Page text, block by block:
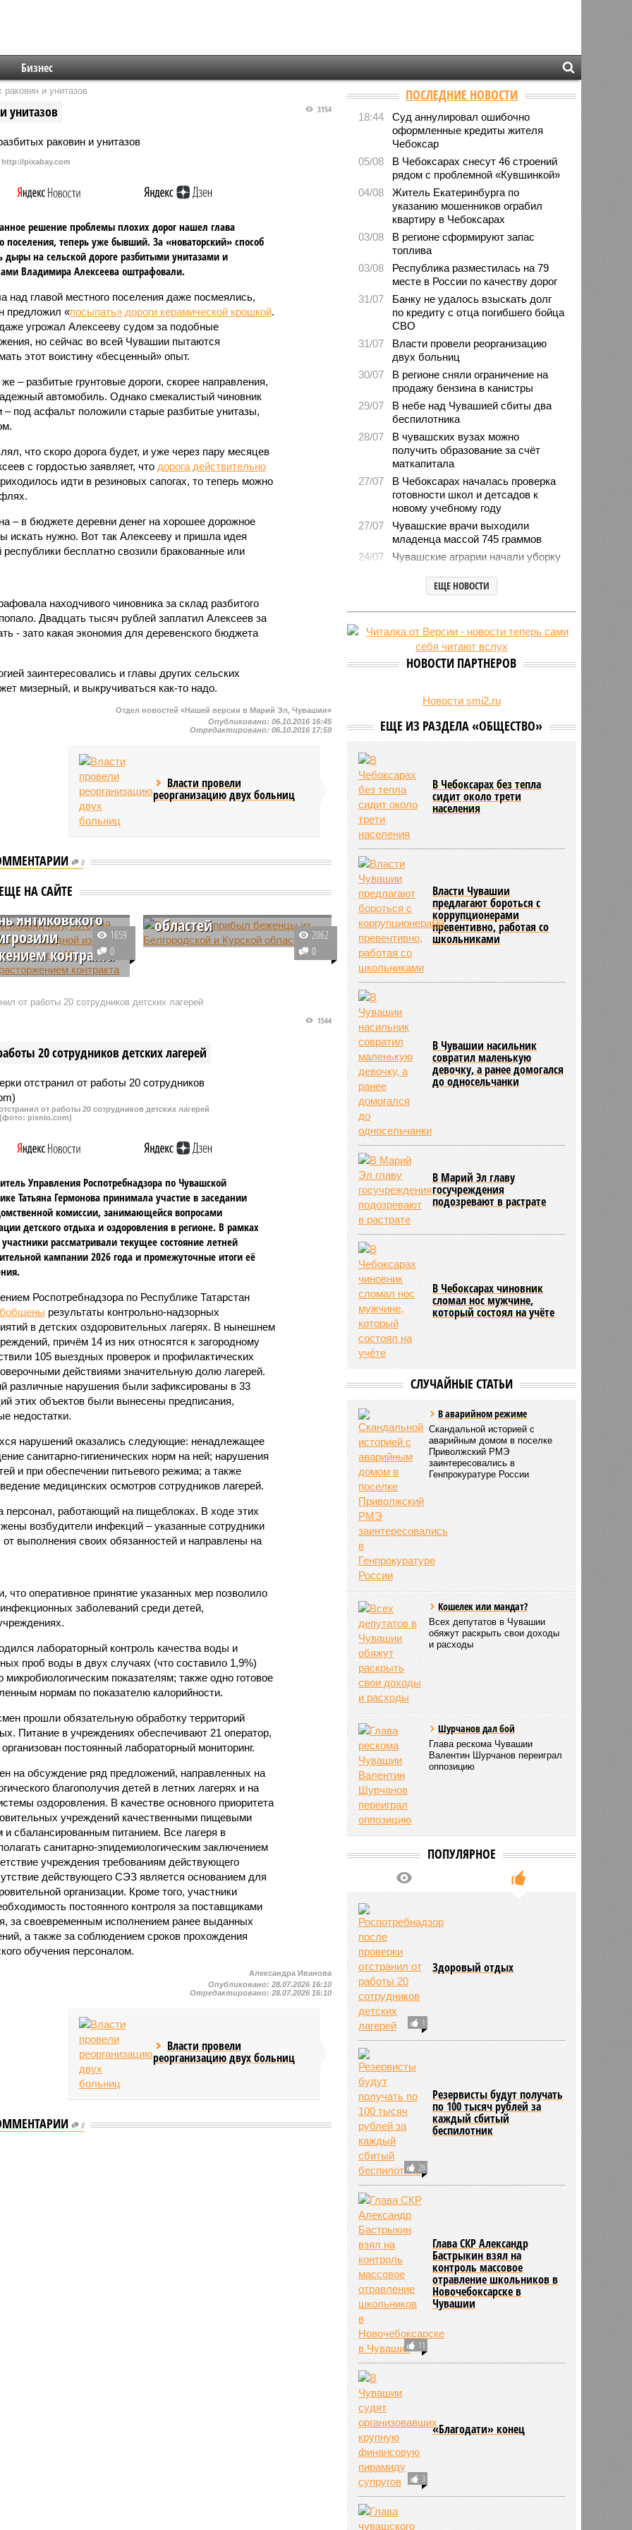
Бизнес
и унитазов
унитазов 3154
http://pixabay.com
решение проблемы плохих дорог нашел глава
поселения, теперь уже бывший. За «новаторский» способ
дыры на сельской дороге разбитыми унитазами и
Владимира Алексеева оштрафовали.
над главой местного поселения даже посмеялись,
предложил «посыпать» дороги керамической крошкой.
угрожал Алексееву судом за подобные
но сейчас во всей Чувашии пытаются
этот воистину «бесценный» опыт.
– разбитые грунтовые дороги, скорее направления,
автомобиль. Однако смекалистый чиновник
– под асфальт положили старые разбитые унитазы,
что скоро дорога будет, и уже через пару месяцев
с гордостью заявляет, что дорога действительно
идти в резиновых сапогах, то теперь можно
– в бюджете деревни денег на хорошее дорожное
искать нужно. Вот так Алексееву и пришла идея
республики бесплатно свозили бракованные или
находчивого чиновника за склад разбитого
Двадцать тысяч рублей заплатил Алексеев за
- зато какая экономия для деревенского бюджета
заинтересовались и главы других сельских
мизерный, и выкручиваться как-то надо.
Отдел новостей «Нашей версии в Марий Эл, Чувашии»
Опубликовано:06.10.2016 16:45
Отредактировано:06.10.2016 17:59
Власти провели
реорганизацию двух больниц
0
ЕЩЕ НА САЙТЕ
подрядчику,
ремонтирует
одной из
Янтиковского
контракта
организация, которая
Тюмерево
только после того,
1659
0
В Чувашию прибыл
беженцы из
областей
В Чувашии прибыло более 40
вынужденных переселенцев с
поселили в пункте временного
республики.
2062
0
от работы 20 сотрудников детских лагерей
20 сотрудников детских лагерей
1544
от работы 20 сотрудников детских лагерей
(фото: pixnio.com)
Управления Роспотребнадзора по Чувашской
Татьяна Гермонова принимала участие в заседании
комиссии, занимающейся вопросами
детского отдыха и оздоровления в регионе. В рамках
рассматривали текущее состояние летней
кампании 2026 года и промежуточные итоги её
Роспотребнадзора по Республике Татарстан
результаты контрольно-надзорных
в детских оздоровительных лагерях. В нынешнем
причём 14 из них относятся к загородному
105 выездных проверок и профилактических
действиями значительную долю лагерей.
различные нарушения были зафиксированы в 33
этих объектов были вынесены предписания,
недостатки.
нарушений оказались следующие: ненадлежащее
санитарно-гигиенических норм на ней; нарушения
и при обеспечении питьевого режима; а также
медицинских осмотров сотрудников лагерей.
работающий на пищеблоках. В ходе этих
возбудители инфекций – указанные сотрудники
выполнения своих обязанностей и направлены на
что оперативное принятие указанных мер позволило
заболеваний среди детей,
лабораторный контроль качества воды и
проб воды в двух случаях (что составило 1,9%)
показателям; также одно готовое
нормам по показателю калорийности.
прошли обязательную обработку территорий
Питание в учреждениях обеспечивают 21 оператор,
постоянный лабораторный мониторинг.
на обсуждение ряд предложений, направленных на
благополучия детей в летних лагерях и на
оздоровления. В качестве основного приоритета
учреждений качественными пищевыми
сбалансированным питанием. Все лагеря в
санитарно-эпидемиологическим заключением
учреждения требованиям действующего
действующего СЭЗ является основанием для
организации. Кроме того, участники
постоянного контроля за поставщиками
за своевременным исполнением ранее выданных
а также за соблюдением сроков прохождения
обучения персоналом.
Александра Иванова
Опубликовано:28.07.2026 16:10
Отредактировано:28.07.2026 16:10
Власти провели
реорганизацию двух больниц
0
ПОСЛЕДНИЕ НОВОСТИ
18:44
Суд аннулировал ошибочно
оформленные кредиты жителя
Чебоксар
05/08
В Чебоксарах снесут 46 строений
рядом с проблемной «Кувшинкой»
04/08
Житель Екатеринбурга по
указанию мошенников ограбил
квартиру в Чебоксарах
03/08
В регионе сформируют запас
топлива
03/08
Республика разместилась на 79
месте в России по качеству дорог
31/07
Банку не удалось взыскать долг
по кредиту с отца погибшего бойца
СВО
31/07
Власти провели реорганизацию
двух больниц
30/07
В регионе сняли ограничение на
продажу бензина в канистры
29/07
В небе над Чувашией сбиты два
беспилотника
28/07
В чувашских вузах можно
получить образование за счёт
маткапитала
27/07
В Чебоксарах началась проверка
готовности школ и детсадов к
новому учебному году
27/07
Чувашские врачи выходили
младенца массой 745 граммов
24/07
Чувашские аграрии начали уборку
Минпромэнерго сообщило об
заправках
23/07
В Чувашии за 6 месяцев изъято
свыше 500 единиц оружия
ЕЩЕ НОВОСТИ
НОВОСТИ ПАРТНЕРОВ
Новости smi2.ru
ЕЩЕ ИЗ РАЗДЕЛА «ОБЩЕСТВО»
В Чебоксарах без тепла
сидит около трети
населения
Власти Чувашии
предлагают бороться с
коррупционерами
превентивно, работая со
школьниками
В Чувашии насильник
совратил маленькую
девочку, а ранее домогался
до односельчанки
В Марий Эл главу
госучреждения
подозревают в растрате
В Чебоксарах чиновник
сломал нос мужчине,
который состоял на учёте
СЛУЧАЙНЫЕ СТАТЬИ
В аварийном режиме
Скандальной историей с
аварийным домом в поселке
Приволжский РМЭ
заинтересовались в
Генпрокуратуре России
Кошелек или мандат?
Всех депутатов в Чувашии
обяжут раскрыть свои доходы
и расходы
Шурчанов дал бой
Глава рескома Чувашии
Валентин Шурчанов переиграл
оппозицию
ПОПУЛЯРНОЕ
1
Здоровый отдых
26
Резервисты будут получать
по 100 тысяч рублей за
каждый сбитый
беспилотник
11
Глава СКР Александр
Бастрыкин взял на
контроль массовое
отравление школьников в
Новочебоксарске в
Чувашии
3
«Благодати» конец